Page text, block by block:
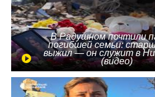
В Радушном почтили
погибшей семьи:
выжил — он служит в
(видео)